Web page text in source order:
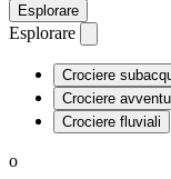
Esplorare
Esplorare
Crociere
Crociere
Crociere fluviali
o